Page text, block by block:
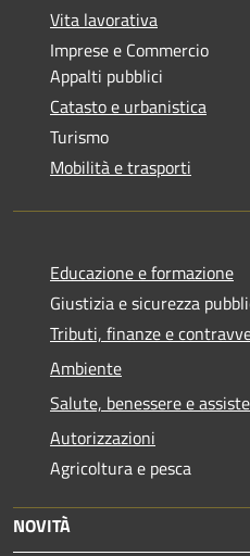
Vita lavorativa
Imprese e Commercio
Appalti pubblici
Catasto e urbanistica
Turismo
Mobilità e trasporti
Educazione e formazione
Giustizia e sicurezza
Tributi, finanze e
Ambiente
Salute, benessere e
Autorizzazioni
Agricoltura e pesca
NOVITÀ